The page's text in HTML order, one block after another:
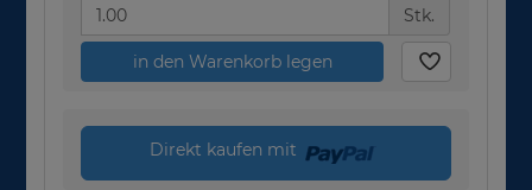
Stk.
in den Warenkorb legen
Direkt kaufen mit